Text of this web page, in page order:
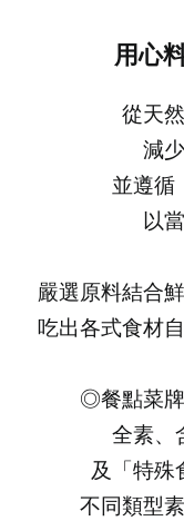
用心
從天
減
並遵循
以
嚴選原料結合
吃出各式食材
◎餐點菜牌
全素、
及「特殊
不同類型